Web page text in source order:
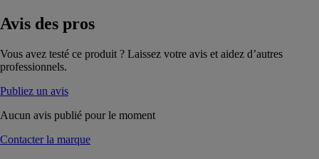
Avis des pros
Vous avez testé ce produit ? Laissez votre avis et aidez d’autres
professionnels.
Publiez un avis
Aucun avis publié pour le moment
Contacter la marque